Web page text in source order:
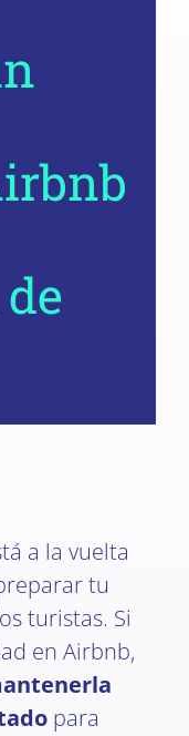
a la vuelta
tu
turistas. Si
en Airbnb,
para